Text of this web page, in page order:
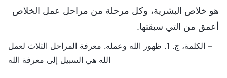
هو خلاص البشرية، وكل مرحلة من مراحل عمل الخلاص
أعمق من التي سبقتها.
– الكلمة، ج. 1. ظهور الله وعمله. معرفة المراحل الثلاث لعمل
الله هي السبيل إلى معرفة الله